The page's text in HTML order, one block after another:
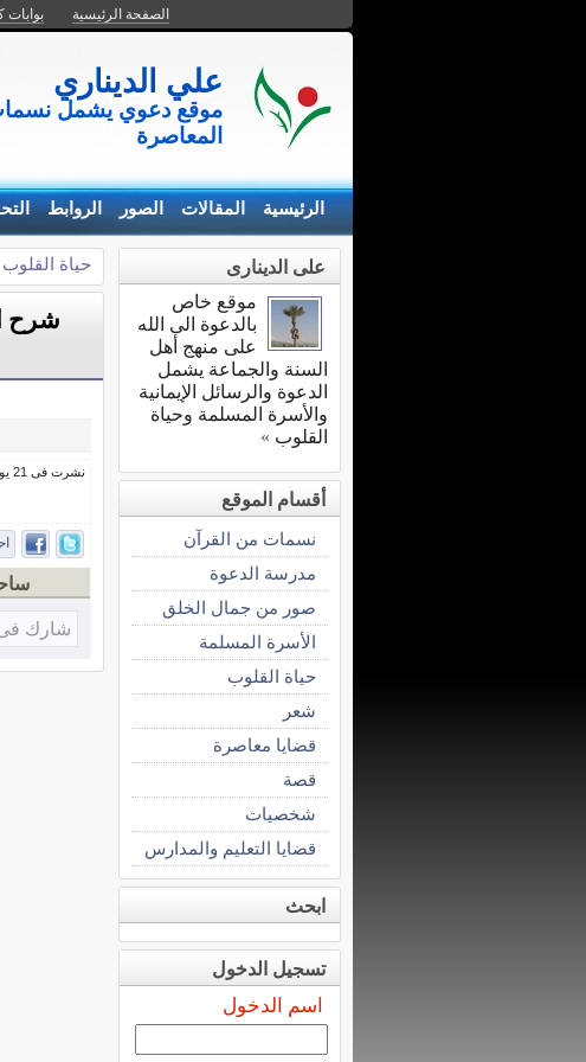
الصفحة الرئيسية بوابات
علي الديناري
موقع دعوي يشمل نسمات
المعاصرة
الرئيسية المقالات الصور الروابط
حياة القلوب
شرح
نشرت فى 21 يونيو 2025 بواسطة
شارك
على الدينارى
موقع خاص
بالدعوة الى الله
على منهج أهل
السنة والجماعة يشمل
الدعوة والرسائل الإيمانية
والأسرة المسلمة وحياة
القلوب »
أقسام الموقع
نسمات من القرآن
مدرسة الدعوة
صور من جمال الخلق
الأسرة المسلمة
حياة القلوب
شعر
قضايا معاصرة
قصة
شخصيات
قضايا التعليم والمدارس
ابحث
تسجيل الدخول
اسم الدخول